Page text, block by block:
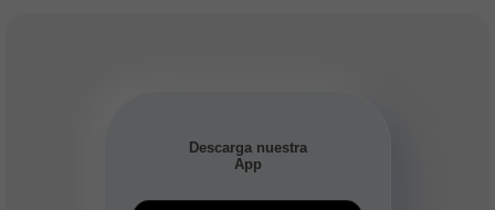
Descarga nuestra
App